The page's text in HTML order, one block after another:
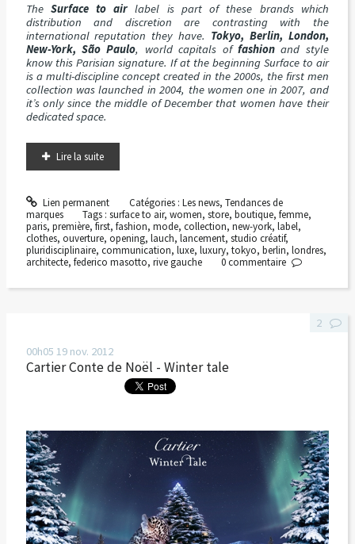
The Surface to air label is part of these brands which
distribution and discretion are contrasting with the
international reputation they have. Tokyo, Berlin, London,
New-York, São Paulo, world capitals of fashionand style
know this Parisian signature. If at the beginning Surface to air
is a multi-discipline concept created in the 2000s, the first men
collection was launched in 2004, the women one in 2007, and
it’s only since the middle of December that women have their
dedicated space.
Lire la suite
Lien permanent Catégories : Les news, Tendances de
marques
Tags :surface to air,women,store,boutique,femme,
paris, première, first, fashion, mode, collection, new-york, label,
clothes, ouverture, opening, lauch, lancement, studio créatif,
pluridisciplinaire, communication, luxe, luxury, tokyo, berlin, londres,
architecte, federico masotto, rive gauche 0commentaire
00h05 19 nov. 2012
Cartier Conte de Noël - Winter tale
2